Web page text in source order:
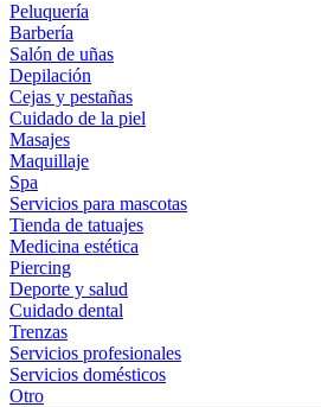
Peluquería
Barbería
Salón de uñas
Depilación
Cejas y pestañas
Cuidado de la piel
Masajes
Maquillaje
Spa
Servicios para mascotas
Tienda de tatuajes
Medicina estética
Piercing
Deporte y salud
Cuidado dental
Trenzas
Servicios profesionales
Servicios domésticos
Otro